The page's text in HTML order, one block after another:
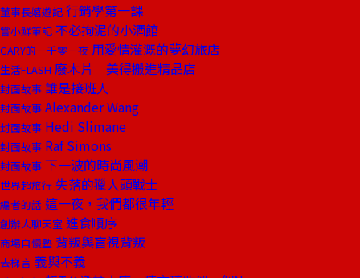
董事長嬉遊記 行銷學第一課
嘗小鮮筆記 不必拘泥的小酒館
GARY的一千零一夜 用愛情灌溉的夢幻旅店
生活FLASH 廢木片 美得搬進精品店
封面故事 誰是接班人
封面故事 Alexander Wang
封面故事 Hedi Slimane
封面故事 Raf Simons
封面故事 下一波的時尚風潮
世界超旅行 失落的獵人頭戰士
編者的話 這一夜，我們都很年輕
創辦人聊天室 進食順序
商場自慢塾 背叛與盲視背叛
去梯言 義與不義